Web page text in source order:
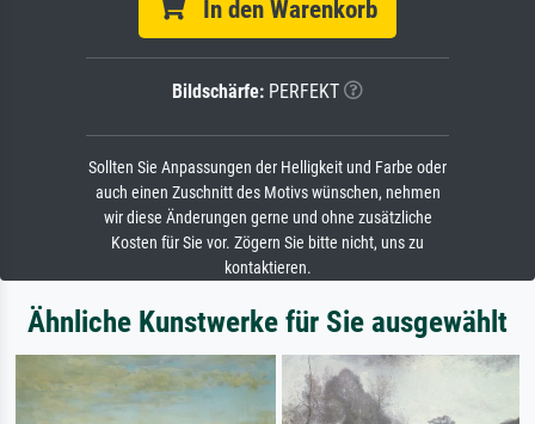
In den Warenkorb
Bildschärfe: PERFEKT
Sollten Sie Anpassungen der Helligkeit und Farbe oder
auch einen Zuschnitt des Motivs wünschen, nehmen
wir diese Änderungen gerne und ohne zusätzliche
Kosten für Sie vor. Zögern Sie bitte nicht, uns zu
kontaktieren.
Ähnliche Kunstwerke für Sie ausgewählt